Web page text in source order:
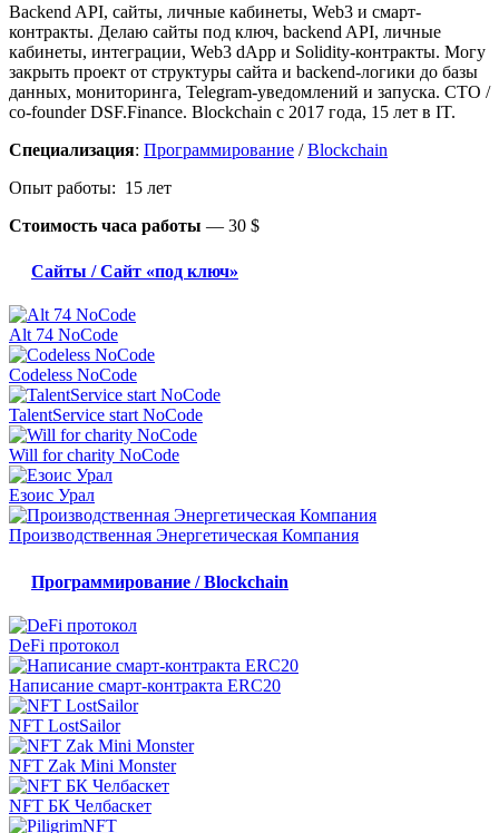
Backend API, сайты, личные кабинеты, Web3 и смарт-
контракты. Делаю сайты под ключ, backend API, личные
кабинеты, интеграции, Web3 dApp и Solidity-контракты. Могу
закрыть проект от структуры сайта и backend-логики до базы
данных, мониторинга, Telegram-уведомлений и запуска. CTO /
co-founder DSF.Finance. Blockchain с 2017 года, 15 лет в IT.
Специализация: Программирование /Blockchain
Опыт работы: 15 лет
Стоимость часа работы — 30 $
Сайты / Сайт «под ключ»
Alt 74 NoCode
Codeless NoCode
TalentService start NoCode
Will for charity NoCode
Езоис Урал
Производственная Энергетическая Компания
Программирование / Blockchain
DeFi протокол
Написание смарт-контракта ERC20
NFT LostSailor
NFT Zak Mini Monster
NFT БК Челбаскет